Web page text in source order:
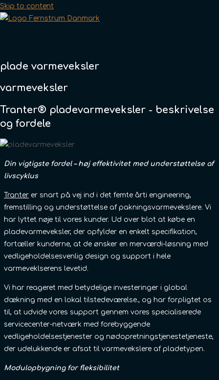
Skip to content
plade varmeveksler
varmeveksler
Tranter® pladevarmeveksler - beskrivelse
og fordele
Din vigtigste fordel – høj effektivitet med understøttelse af
livscyklus
Tranter er snart på vej ind i det femte årti engineering,
fremstilling og understøttelse af pakningsvarmevekslere. Vi
har lyttet nøje til vores kunder. Ud over blot at købe en
pladevarmeveksler, der opfylder en enkelt specifikation,
fortæller kunderne, at de ønsker en merværdi-løsning med
vedligeholdelsesvenlig design og support i hele
varmeveklserens levetid.
Vi har reageret med betydelige investeringer i global
dækning med en lokal tilstedeværelse., og har forpligtet os
til, at udvide vores support gennem vores specialiserede
servicecenter-netværk med forebyggende
vedligeholdelsestjenester og nødopretningstjenestetjeneste,
der udelukkende er afsat til varmevekslere af pladetypen.
Modulopbygning for fleksibilitet